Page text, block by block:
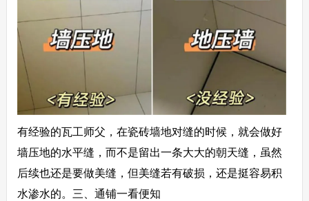
有经验的瓦工师父，在瓷砖墙地对缝的时候，就会做好
墙压地的水平缝，而不是留出一条大大的朝天缝，虽然
后续也还是要做美缝，但美缝若有破损，还是挺容易积
水渗水的。 三、通铺一看便知